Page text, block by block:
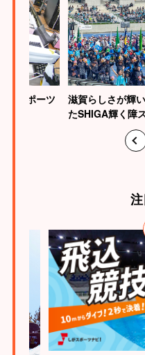
eスポーツ
滋賀らしさが輝
たSHIGA輝く障